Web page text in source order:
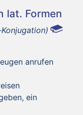
lat. Formen
anrufen
ein